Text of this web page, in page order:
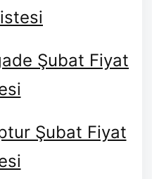
Şubat Fiyat
Şubat Fiyat